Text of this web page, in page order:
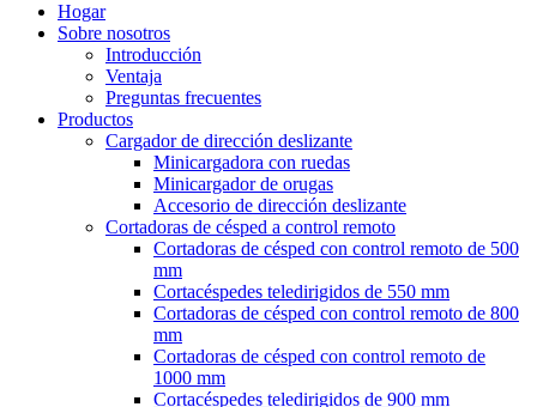
Hogar
Sobre nosotros
Introducción
Ventaja
Preguntas frecuentes
Productos
Cargador de dirección deslizante
Minicargadora con ruedas
Minicargador de orugas
Accesorio de dirección deslizante
Cortadoras de césped a control remoto
Cortadoras de césped con control remoto de 500
mm
Cortacéspedes teledirigidos de 550 mm
Cortadoras de césped con control remoto de 800
mm
Cortadoras de césped con control remoto de
1000 mm
Cortacéspedes teledirigidos de 900 mm